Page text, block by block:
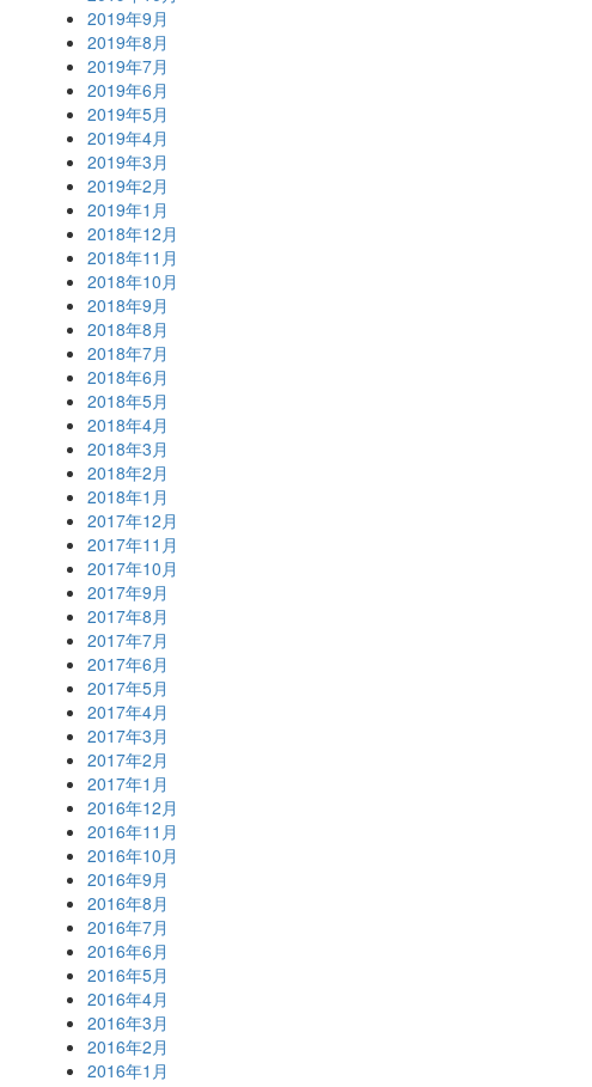
2019年9月
2019年8月
2019年7月
2019年6月
2019年5月
2019年4月
2019年3月
2019年2月
2019年1月
2018年12月
2018年11月
2018年10月
2018年9月
2018年8月
2018年7月
2018年6月
2018年5月
2018年4月
2018年3月
2018年2月
2018年1月
2017年12月
2017年11月
2017年10月
2017年9月
2017年8月
2017年7月
2017年6月
2017年5月
2017年4月
2017年3月
2017年2月
2017年1月
2016年12月
2016年11月
2016年10月
2016年9月
2016年8月
2016年7月
2016年6月
2016年5月
2016年4月
2016年3月
2016年2月
2016年1月